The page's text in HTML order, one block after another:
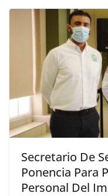
Secretario De
Ponencia Para
Personal Del